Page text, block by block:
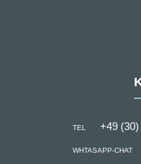
TEL +49
WHTASAPP-CHAT